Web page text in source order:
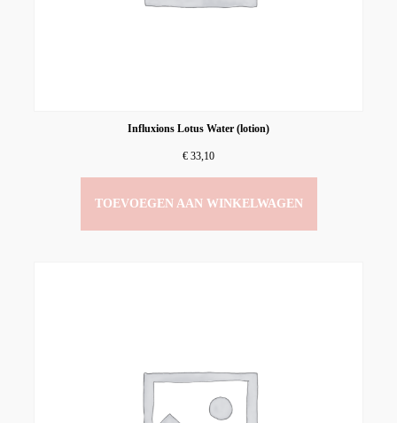
Influxions Lotus Water (lotion)
€ 33,10
TOEVOEGEN AAN WINKELWAGEN